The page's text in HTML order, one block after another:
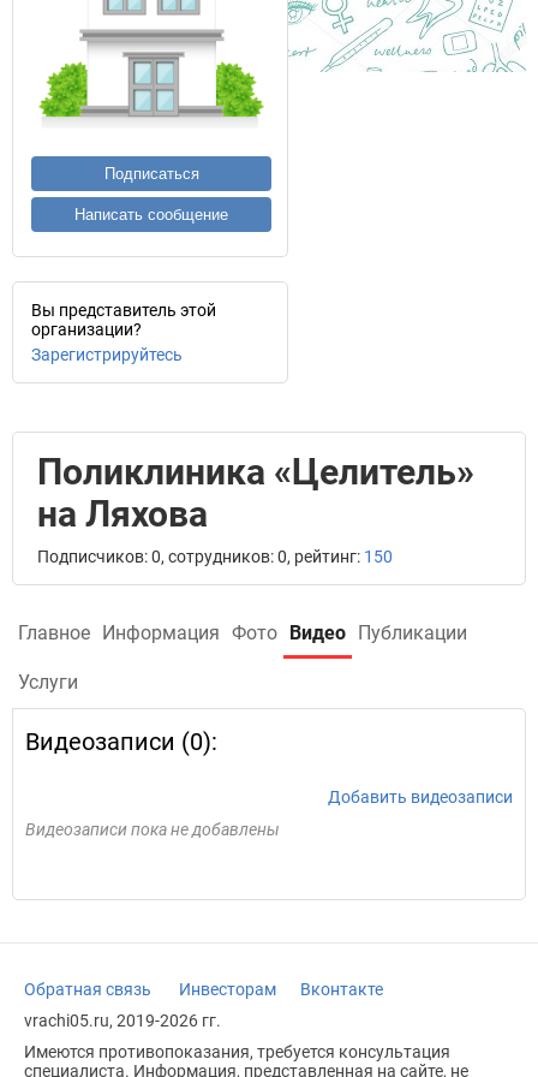
Подписаться
Написать сообщение
Вы представитель этой
организации?
Зарегистрируйтесь
Поликлиника «Целитель»
на Ляхова
Подписчиков: 0, сотрудников: 0, рейтинг: 150
Главное Информация Фото Видео Публикации
Услуги
Видеозаписи (0):
Добавить видеозаписи
Видеозаписи пока не добавлены
Обратная связь Инвесторам
Вконтакте
vrachi05.ru, 2019-2026 гг.
Имеются противопоказания, требуется консультация
специалиста. Информация, представленная на сайте, не